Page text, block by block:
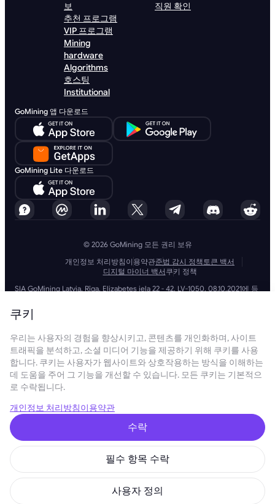
보
추천 프로그램
VIP 프로그램
Mining
hardware
Algorithms
호스팅
Institutional
직원 확인
GoMining 앱 다운로드
GoMining Lite 다운로드
© 2026 GoMining 모든 권리 보유
개인정보 처리방침 이용약관준법 감시 정책토큰 백서
디지털 마이너 백서 쿠키 정책
SIA GoMining Latvia, Rīga, Elizabetes iela 22 - 42, LV-1050, 08.10.2021에 등
GoMining (BVI) Limited, Trinity Chambers, PO Box 4301, Road Town,
Tortola, British Virgin Islands, BVI company number: 2110978
Islands VG 1110
GoMining (British Virgin Islands) Limited, SIA GoMining Latvia 및 BMINE
BVI LIMITED는 모든 해당 법률 및 규정을 완전히 준수하며 자금 세탁, 테러 자
금 조달 및 확산 금융 방지에 전념합니다. 당사는 모든 관련 자금 세탁 방지
및 테러 자금 조달 의무뿐만 아니라 확산 금융 방지 조치를 엄격하게 준수하
여 운영 및 서비스의 무결성과 보안을 유지하는 최고 수준의 표준을 준수합
GoMining (Cyprus) Limited, a company, incorporated, organized and
existing under the laws of Cyprus with registration number HE 450955,
having its registered address at 28 Oktovriou, 339, TRILOGY EAST
TOWER, 3rd floor, Flat/Office 305, 3106, Limassol, Cyprus.
본 웹사이트에 제공된 콘텐츠는 투자 제안 또는 권장 사항이 아닙니다. 여기
에 제시된 데이터에는 대략적인 수치가 포함될 수 있으며 투자 결정의 근거
로 사용되어서는 안 됩니다. 이와 관련하여 당사 서비스를 이용하기 전에 당
사 제품 및 서비스와 관련된 위험을 독립적으로 평가하는 것이 좋습니다. 본
웹사이트 및 당사 서비스에 접속하고 이용함으로써 귀하는 당사의 이용약관
및 개인정보 처리방침을 준수하는 데 동의하는 것입니다. 궁금한 점이 있으
쿠키
우리는 사용자의 경험을 향상시키고, 콘텐츠를 개인화하며, 사이트
트래픽을 분석하고, 소셜 미디어 기능을 제공하기 위해 쿠키를 사용
합니다. 쿠키는 사용자가 웹사이트와 상호작용하는 방식을 이해하는
데 도움을 주어 그 기능을 개선할 수 있습니다. 모든 쿠키는 기본적으
로 수락됩니다.
개인정보 처리방침이용약관
수락
필수 항목 수락
사용자 정의